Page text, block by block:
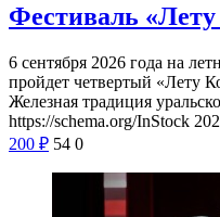
Фестиваль
6 сентября 2026 года на
пройдет четвертый «Лету
Железная традиция
https://schema.org/InStock
200 ₽ 54 0